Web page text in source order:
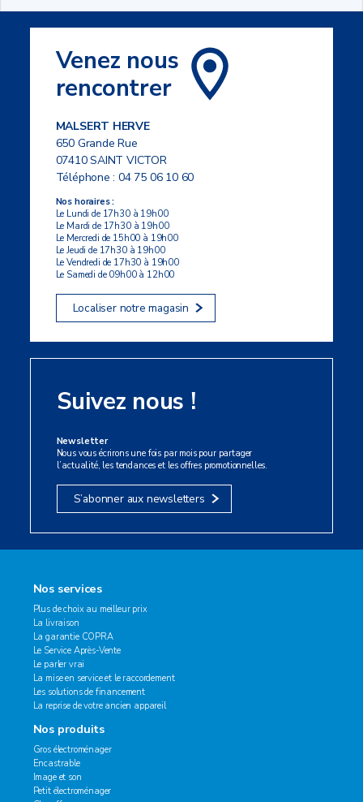
Venez nous
rencontrer
MALSERT HERVE
650 Grande Rue
07410 SAINT VICTOR
Téléphone :04 75 06 10 60
Nos horaires :
Le Lundi de 17h30 à 19h00
Le Mardi de 17h30 à 19h00
Le Mercredi de 15h00 à 19h00
Le Jeudi de 17h30 à 19h00
Le Vendredi de 17h30 à 19h00
Le Samedi de 09h00 à 12h00
Localiser notre magasin
Suivez nous !
Newsletter
Nous vous écrirons une fois par mois pour partager
l’actualité, les tendances et les offres promotionnelles.
S’abonner aux newsletters
Nos services
Plus de choix au meilleur prix
La livraison
La garantie COPRA
Le Service Après-Vente
Le parler vrai
La mise en service et le raccordement
Les solutions de financement
La reprise de votre ancien appareil
Nos produits
Gros électroménager
Encastrable
Image et son
Petit électroménager